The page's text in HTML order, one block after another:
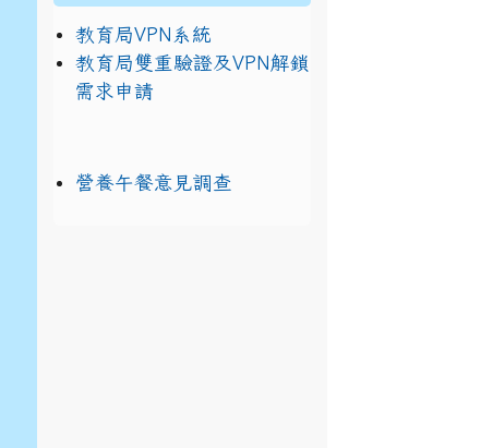
教育局VPN系統
教育局雙重驗證及VPN解鎖
需求申請
營養午餐意見調查